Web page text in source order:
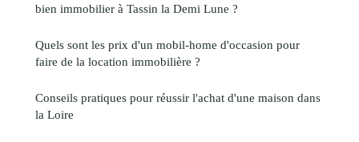
bien immobilier à Tassin la Demi Lune ?
Quels sont les prix d'un mobil-home d'occasion pour
faire de la location immobilière ?
Conseils pratiques pour réussir l'achat d'une maison dans
la Loire